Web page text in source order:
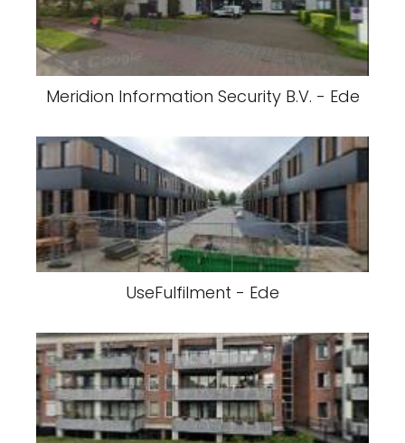
Meridion Information Security B.V. - Ede
UseFulfilment - Ede